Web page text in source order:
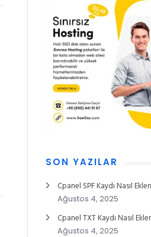
SON YAZILAR
Cpanel SPF Kaydı Nasıl
Ağustos 4, 2025
Cpanel TXT Kaydı Nasıl
Ağustos 4, 2025